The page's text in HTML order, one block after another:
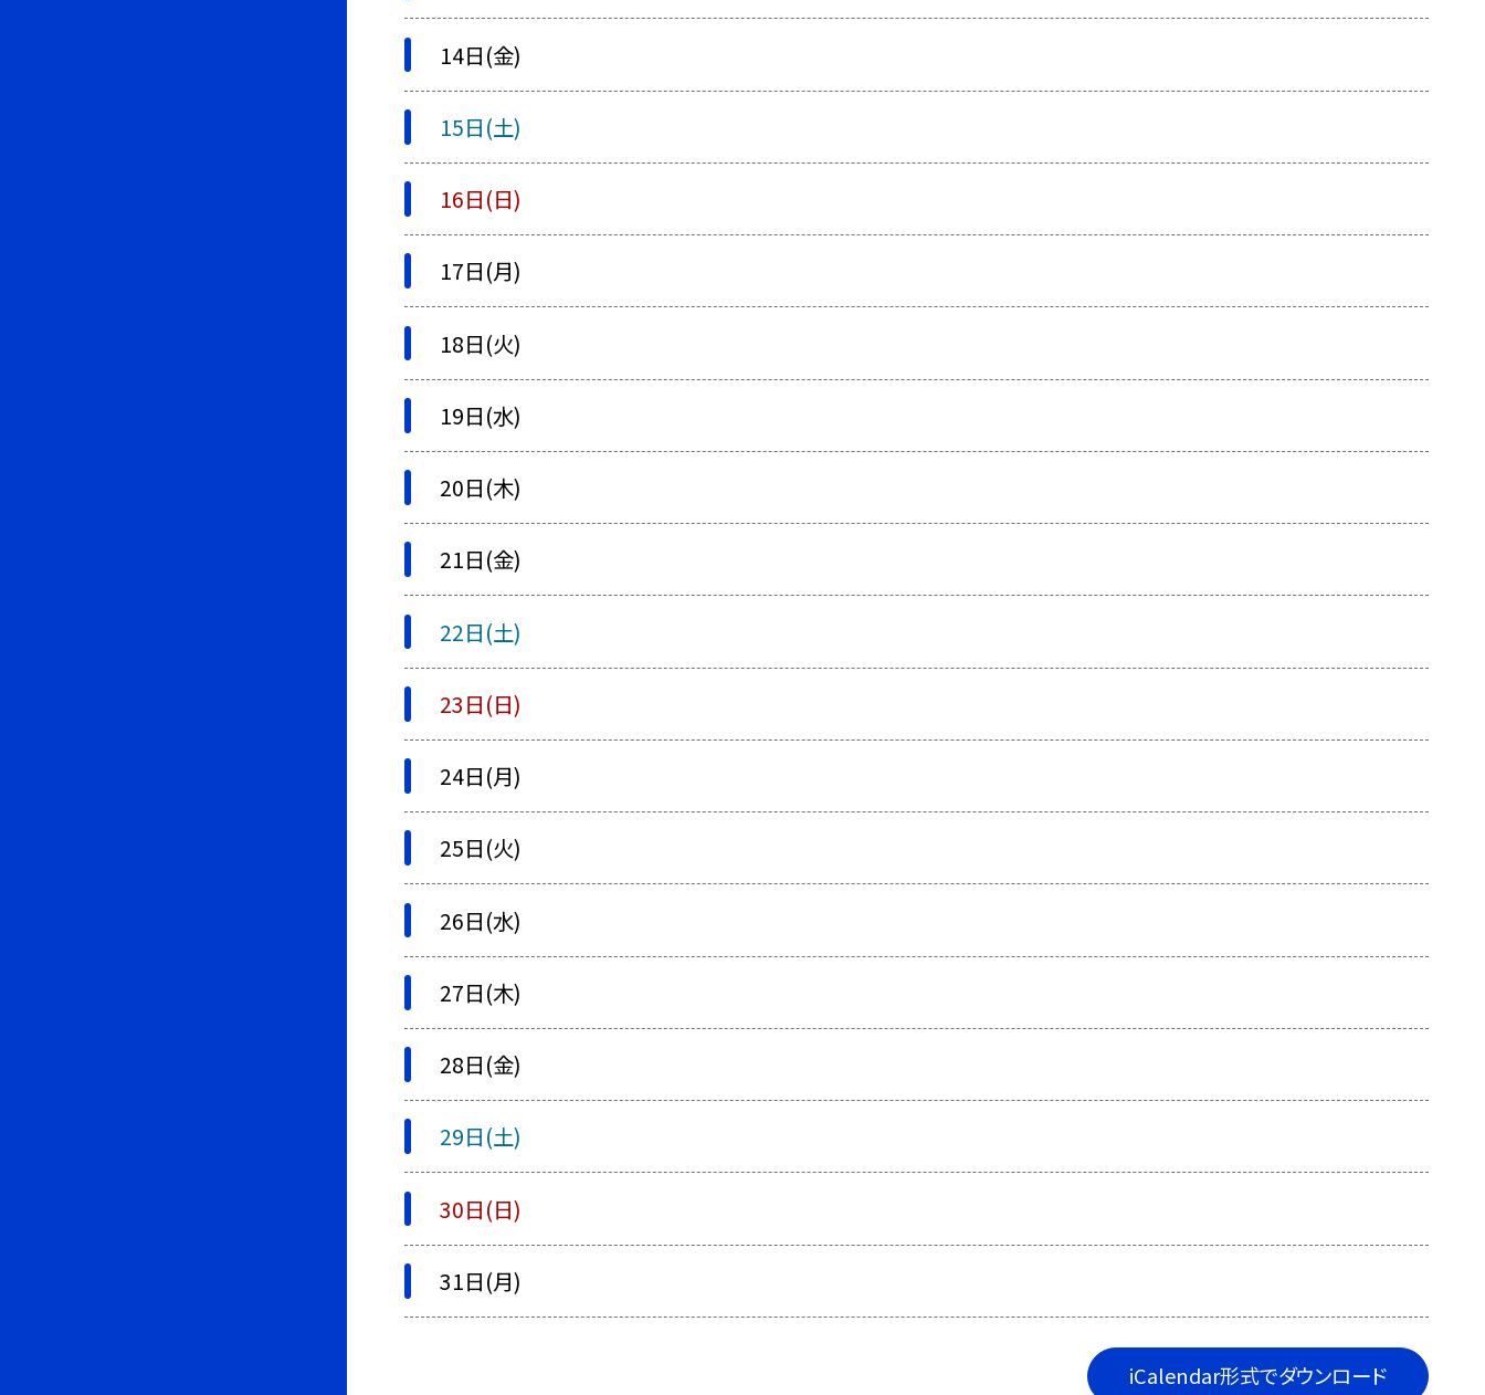
14日(金)
15日(土)
16日(日)
17日(月)
18日(火)
19日(水)
20日(木)
21日(金)
22日(土)
23日(日)
24日(月)
25日(火)
26日(水)
27日(木)
28日(金)
29日(土)
30日(日)
31日(月)
iCalendar形式でダウンロード